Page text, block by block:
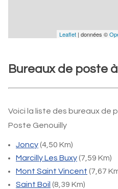
Leaflet | données ©
Bureaux de poste
Voici la liste des bureaux de
Poste Genouilly
Joncy(4,50 Km)
Marcilly Les Buxy(7,59 Km)
Mont Saint Vincent (7,67
Saint Boil (8,39 Km)